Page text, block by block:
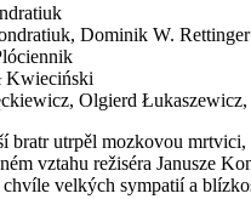
Dominik W. Rettinger
Kwieciński
Olgierd Łukaszewicz,
bratr utrpěl mozkovou
vztahu režiséra Janusze
velkých sympatií a